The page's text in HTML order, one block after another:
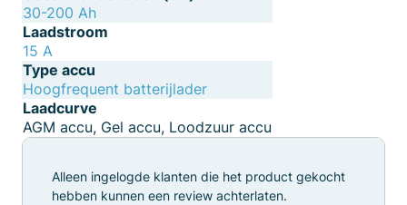
30-200 Ah
Laadstroom
15 A
Type accu
Hoogfrequent batterijlader
Laadcurve
AGM accu, Gel accu, Loodzuur accu
Alleen ingelogde klanten die het product gekocht
hebben kunnen een review achterlaten.